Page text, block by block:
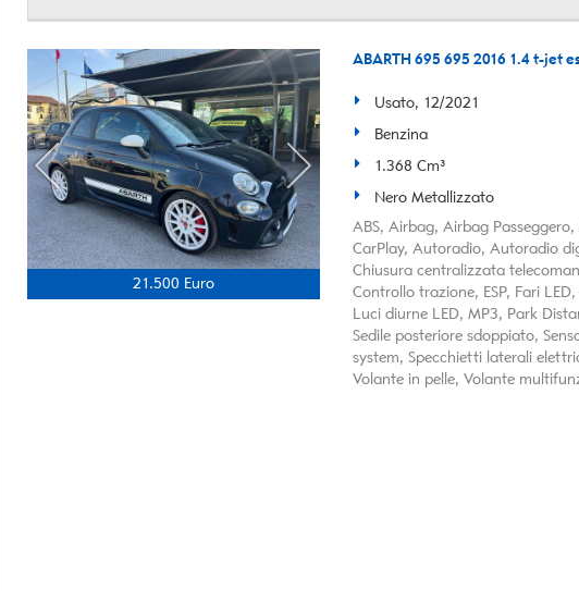
21.500 Euro
ABARTH 695 695 2016 1.4 t-jet
Usato, 12/2021
Benzina
1.368 Cm³
Nero Metallizzato
ABS, Airbag, Airbag
CarPlay, Autoradio, Autoradio
Chiusura centralizzata
Controllo trazione, ESP, Fari
Luci diurne LED, MP3, Park
Sedile posteriore sdoppiato,
system, Specchietti laterali
Volante in pelle, Volante